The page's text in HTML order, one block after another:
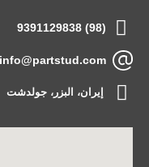
(98) 9391129838
info@partstud.com
إيران، البزر، جولدشت